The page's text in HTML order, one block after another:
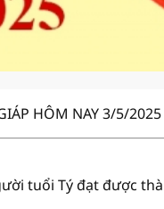
HÔM NAY 3/5/2025
tuổi Tý đạt được